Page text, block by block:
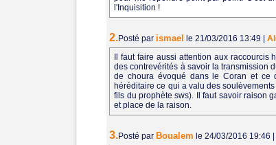
l'Inquisition !
2.Posté par ismael le 21/03/2016 13:49
Il faut faire aussi attention aux
des contrevérités à savoir la transmission
de choura évoqué dans le Coran et ce
héréditaire ce qui a valu des
fils du prophète sws). Il faut savoir raison
et place de la raison.
3.Posté par Boualem le 24/03/2016 19:46